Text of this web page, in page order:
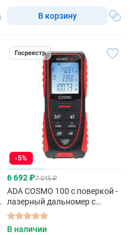
В корзину
Госреестр
-5%
6 692 ₽7 045 ₽
ADA COSMO 100 с поверкой -
лазерный дальномер с
красным лучом
В наличии